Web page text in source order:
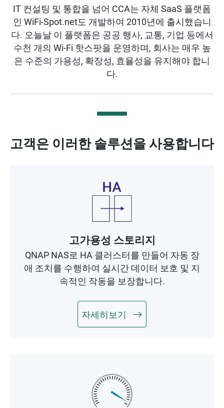
IT 컨설팅 및 통합을 넘어 CCA는 자체 SaaS 플랫폼
인 WiFi-Spot.net도 개발하여 2010년에 출시했습니
다. 오늘날 이 플랫폼은 공공 행사, 교통, 기업 등에서
수천 개의 Wi-Fi 핫스팟을 운영하며, 회사는 매우 높
은 수준의 가용성, 확장성, 효율성을 유지해야 합니
다.
고객은 이러한 솔루션을 사용합니다
고가용성 스토리지
QNAP NAS로 HA 클러스터를 만들어 자동 장
애 조치를 수행하여 실시간 데이터 보호 및 지
속적인 작동을 보장합니다.
자세히보기